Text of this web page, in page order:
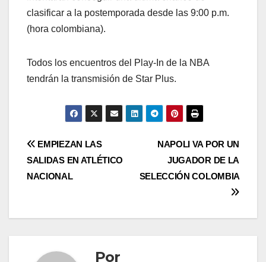
clasificar a la postemporada desde las 9:00 p.m.
(hora colombiana).
Todos los encuentros del Play-In de la NBA
tendrán la transmisión de Star Plus.
NAPOLI VA POR UN
JUGADOR DE LA
SELECCIÓN COLOMBIA
EMPIEZAN LAS
SALIDAS EN ATLÉTICO
NACIONAL
Por